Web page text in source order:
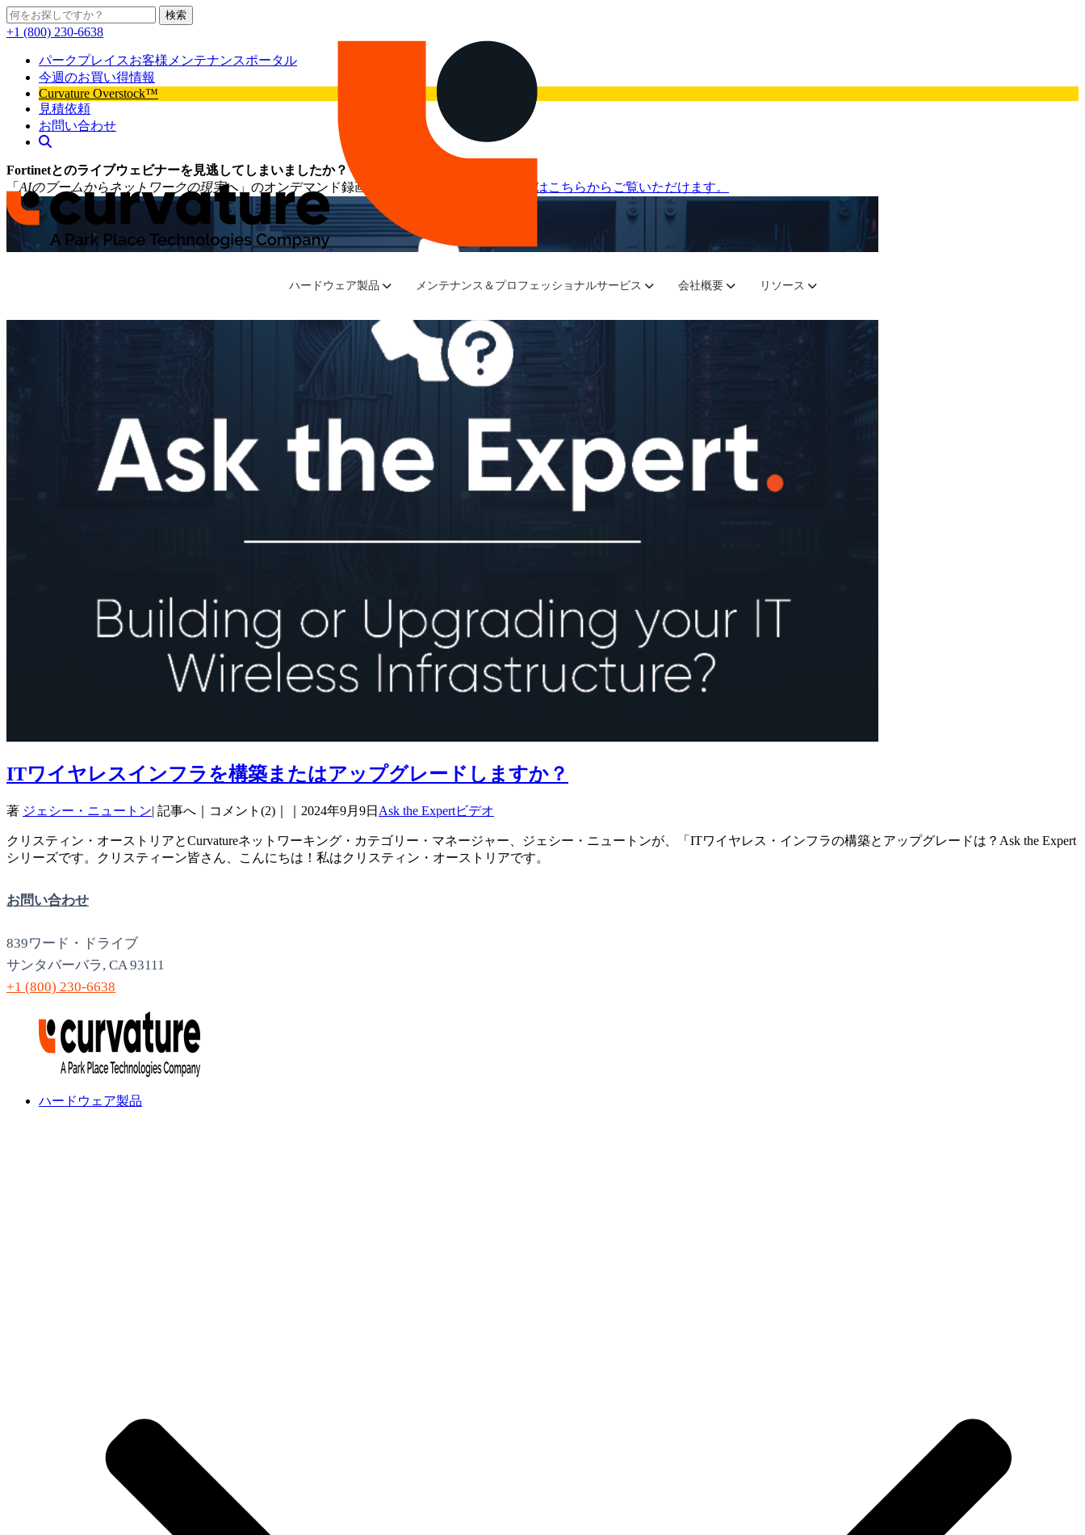
検索
+1 (800) 230-6638
パークプレイスお客様メンテナンスポータル
今週のお買い得情報
Curvature Overstock™
見積依頼
お問い合わせ
ハードウェア製品 メンテナンス＆プロフェッショナルサービス 会社概要 リソース
Fortinetとのライブウェビナーを見逃してしまいましたか？
「 AIのブームからネットワークの現実へ 」のオンデマンド録画を今すぐご覧ください。 録画はこちらからご覧いただけます。
ITワイヤレスインフラを構築またはアップグレードしますか？
著 ジェシー・ニュートン| 記事へ｜コメント(2)｜｜ 2024年9月9日 Ask the Expertビデオ
クリスティン・オーストリアとCurvatureネットワーキング・カテゴリー・マネージャー、ジェシー・ニュートンが、「ITワイヤレス・インフラの構築とアップグレードは？Ask the Expert
シリーズです。クリスティーン皆さん、こんにちは！私はクリスティン・オーストリアです。
お問い合わせ
839ワード・ドライブ
サンタバーバラ, CA 93111
+1 (800) 230-6638
ハードウェア製品